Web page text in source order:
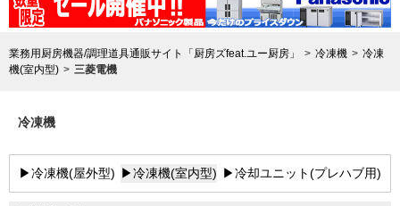
業務用厨房機器/調理道具通販サイト「厨房ズfeat.ユー厨房」 冷凍機
冷凍
機(室内型)
三菱電機
冷凍機
▶冷凍機(屋外型) ▶冷凍機(室内型) ▶冷却ユニット(プレハブ用)